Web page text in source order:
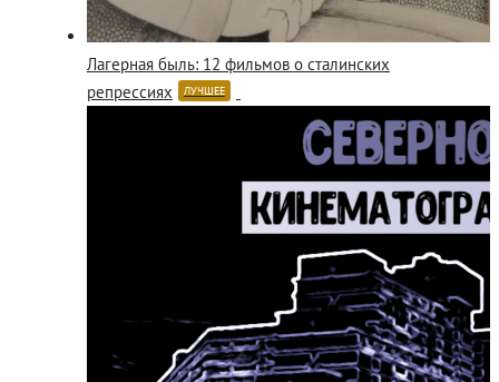
Лагерная быль: 12 фильмов о сталинских
репрессиях
ЛУЧШЕЕ